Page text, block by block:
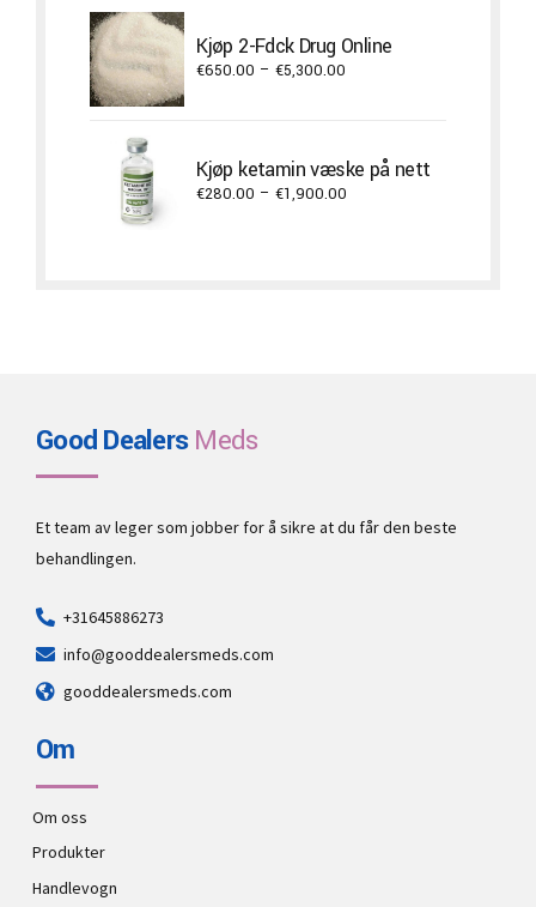
€3,000.00
Kjøp 2-Fdck Drug Online
€650.00 – €5,300.00
€5,300.00
Kjøp ketamin væske på nett
€280.00 – €1,900.00
Good DealersMeds
Et team av leger som jobber for å sikre at du får den beste
behandlingen.
+31645886273
info@gooddealersmeds.com
gooddealersmeds.com
Om
Om oss
Produkter
Handlevogn